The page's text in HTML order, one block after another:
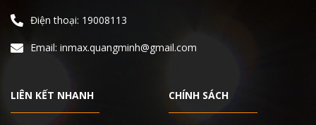
Điện thoại: 19008113
Email: inmax.quangminh@gmail.com
LIÊN KẾT NHANH CHÍNH SÁCH